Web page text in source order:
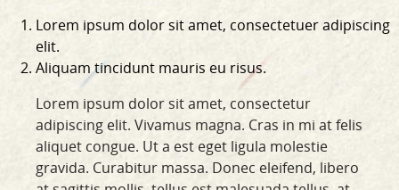
Lorem ipsum dolor sit amet, consectetuer adipiscing
elit.
Aliquam tincidunt mauris eu risus.
Lorem ipsum dolor sit amet, consectetur
adipiscing elit. Vivamus magna. Cras in mi at felis
aliquet congue. Ut a est eget ligula molestie
gravida. Curabitur massa. Donec eleifend, libero